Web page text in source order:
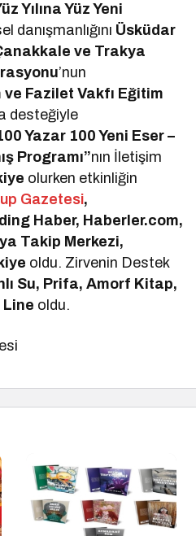
Yılına Yüz Yeni
danışmanlığını Üsküdar
ve Trakya
’nun
ve Fazilet Vakfı Eğitim
desteğiyle
Yazar 100 Yeni Eser –
Programı”nın İletişim
olurken etkinliğin
Gazetesi,
Haber, Haberler.com,
Takip Merkezi,
oldu. Zirvenin Destek
Su, Prifa, Amorf Kitap,
Line oldu.